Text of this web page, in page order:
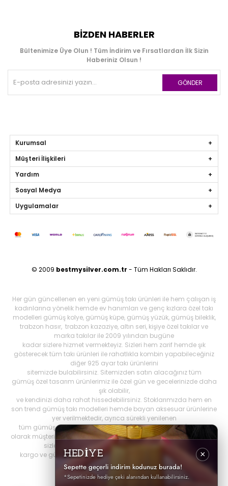
BIZDEN HABERLER
Bültenimize Üye Olun ! Tüm İndirim ve Fırsatlardan İlk Sizin
Haberiniz Olsun !
GÖNDER
Kurumsal
Müşteri İlişkileri
Yardım
Sosyal Medya
Uygulamalar
© 2009 bestmysilver.com.tr - Tüm Hakları Saklıdır.
Her gün güncellenen en yeni gümüş takı ürünleri ile hem çalışan iş
kadınlarına yönelik hemde ev hanımları ve genç kızlara özel takı
modelleri gümüş kolye, gümüş küpe, gümüş yüzük, gümüş bileklik,
trabzon hasır, trabzon kazaziye, altın seri, kişiye özel takılar ve
marka takılar ile 2009 yılından bugüne
kadar sizlere hizmet vermekteyiz. Sizleri hem zarif hemde şık
gösterecek tüm takı ürünleri ile rahatlıkla kombin yapabileceğiniz
diğer 925 ayar takı ürünlerini
sitemizde bulabilirsiniz. Sitemizden satın alacağınız tüm
gümüş özel tasarım ürünlerimiz ile özel gün ve gecelerinizde daha
şık olabilir,
ve kendinizi daha rahat hissedebilirsiniz. Stoklarımızda hem en
son trend gümüş takı modelleri hemde bayan aksesuar ürünlerine
yer verilmektedir, ayrıca sürekli yenilenen
tüm gümüş ürünlerini Best My Silrver'da bulabilirsiniz. Öncelikli
olarak müşteri memnuniyetini ön planda tutanbestmysilver.com.tr
sizlere daha iyi hizmet sunabilmek adına hızlı
kargo ve güvenilir alışverişi birinci öncelik olarak görmektedir.
HEDİYE
Sepette geçerli indirim kodunuz burada!
*Sepetinizde hediye çeki alanından kullanabilirsiniz.
×